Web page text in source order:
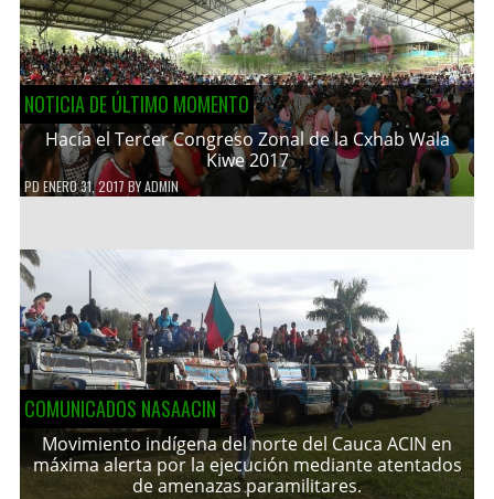
NOTICIA DE ÚLTIMO MOMENTO
Hacía el Tercer Congreso Zonal de la Cxhab Wala
Kiwe 2017
PDENERO 31, 2017 BYADMIN
COMUNICADOS NASAACIN
Movimiento indígena del norte del Cauca ACIN en
máxima alerta por la ejecución mediante atentados
de amenazas paramilitares.